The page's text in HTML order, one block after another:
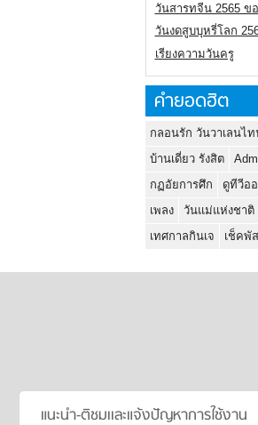
วันสารทจีน 2565 ข
วันงดสูบบุหรี่โลก
เรียงความวันครู
คำยอดฮิต
กลอนรัก วันวาเลนไ
บ้านเดี่ยว รังสิต
กฏอัยการศึก
ดูทีวีอ
เพลง
วันแม่แห่งชาติ
เทศกาลกินเจ
เช็คพั
แนะนำ-ติชมเเละแจ้งปัญหาการใช้งาน